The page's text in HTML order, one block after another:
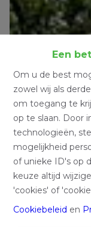
Een
Om u de best
zowel wij als
om toegang te
op te slaan. Door
technologieën,
mogelijkheid
of unieke ID's op
keuze altijd
'cookies' of
Cookiebeleid en